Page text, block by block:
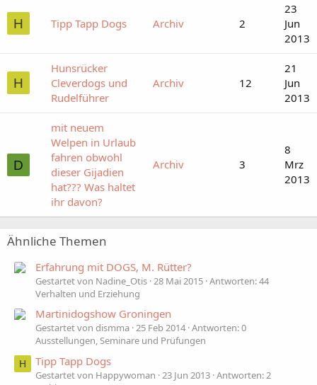
H Tipp Tapp Dogs Archiv 2
23
Jun
2013
H
Hunsrücker
Cleverdogs und
Rudelführer
Archiv 12
21
Jun
2013
D
mit neuem
Welpen in Urlaub
fahren obwohl
dieser Gijadien
hat??? Was haltet
ihr davon?
Archiv 3
8
Mrz
2013
Ähnliche Themen
Erfahrung mit DOGS, M. Rütter?
Gestartet von Nadine_Otis 28 Mai 2015 Antworten: 44
Verhalten und Erziehung
Martinidogshow Groningen
Gestartet von dismma 25 Feb 2014 Antworten: 0
Ausstellungen, Seminare und Prüfungen
H Tipp Tapp Dogs
Gestartet von Happywoman 23 Jun 2013 Antworten: 2